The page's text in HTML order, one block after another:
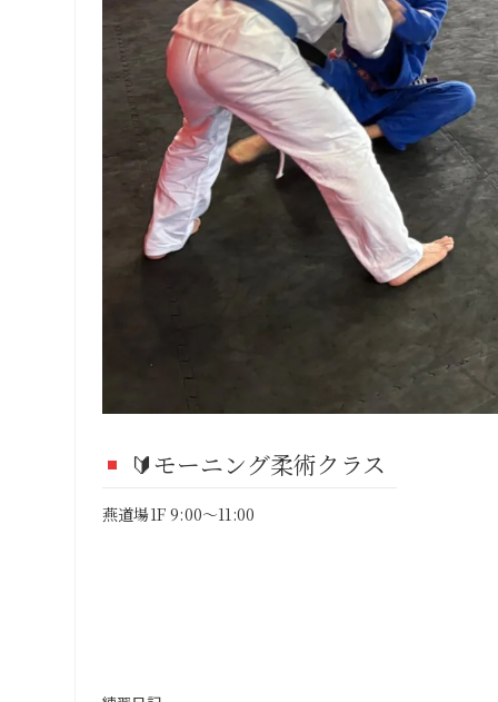
🔰モーニング柔術クラス
燕道場1F 9:00～11:00